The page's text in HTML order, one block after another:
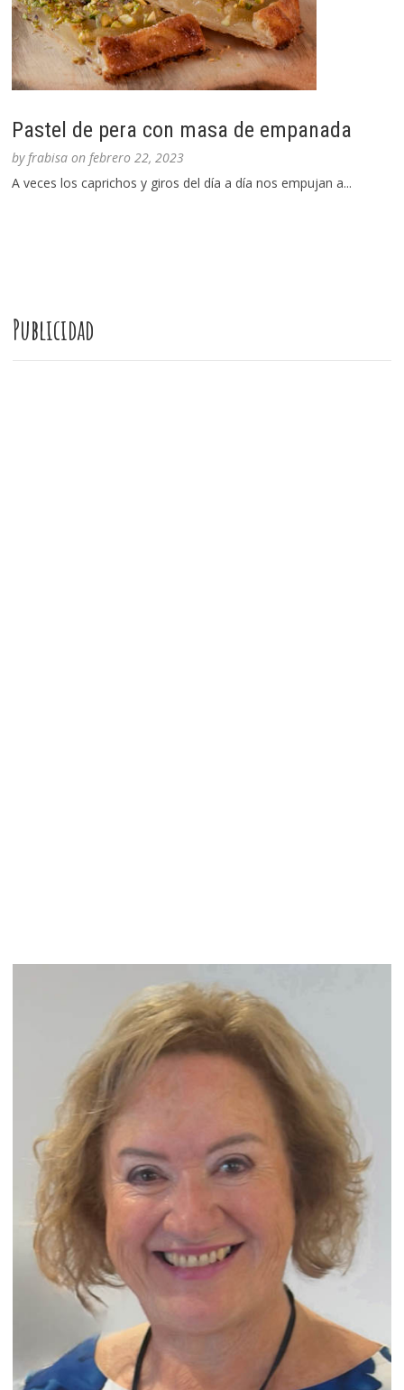
Pastel de pera con masa de empanada
byfrabisa onfebrero 22, 2023
A veces los caprichos y giros del día a día nos empujan a...
Publicidad